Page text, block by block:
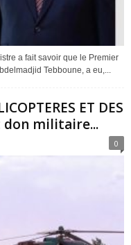
a fait savoir que le Premier
Tebboune, a eu,...
ET DES
don militaire...
0